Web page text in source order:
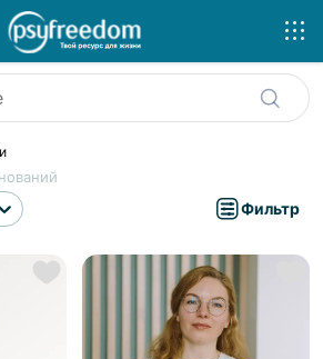
Фильтр